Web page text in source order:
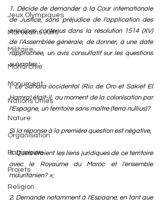
Jeux Olympiques
Marocains Juifs
Militaire
Monarchie
Monument
Nations Unies
Nature
Organisation
Patrimoine
Projets
Religion
1. Décide de demander à la Cour internationale
de Justice, sans préjudice de l'application des
principes contenus dans la résolution 1514 (XV)
de l'Assemblée générale, de donner, à une date
rapprochée, un avis consultatif sur les questions
suivantes :
I. Le Sahara occidental (Rio de Oro et Sakiet El
Hamra) était-il, au moment de la colonisation par
l'Espagne, un territoire sans maître (terra nullius)?
Si la réponse à la première question est négative,
II. Quels étaient les liens juridiques de ce territoire
avec le Royaume du Maroc et l'ensemble
mauritanien? »;
2. Demande notamment à l'Espagne, en tant que